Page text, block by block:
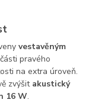
vestavěným
pravého
na extra úroveň.
zvýšit akustický
16 W.